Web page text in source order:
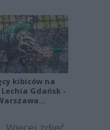
kibiców na
Gdańsk -
Więcej zdjęć